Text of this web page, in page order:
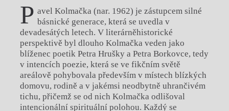
P avel Kolmačka (nar. 1962) je zástupcem silné
básnické generace, která se uvedla v
devadesátých letech. V literárněhistorické
perspektivě byl dlouho Kolmačka veden jako
blíženec poetik Petra Hrušky a Petra Borkovce, tedy
v intencích poezie, která se ve fikčním světě
areálově pohybovala především v místech blízkých
domovu, rodině a v jakémsi neodbytně uhrančivém
tichu, přičemž se od nich Kolmačka odlišoval
intencionální spirituální polohou. Každý se